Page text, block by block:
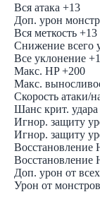
Вся атака +13
Доп. урон
Вся меткость +13
Снижение всего
Все уклонение
Макс. HP +200
Макс.
Скорость атаки/
Шанс крит. удара
Игнор. защиту
Игнор. защиту
Восстановление
Восстановление
Доп. урон от
Урон от